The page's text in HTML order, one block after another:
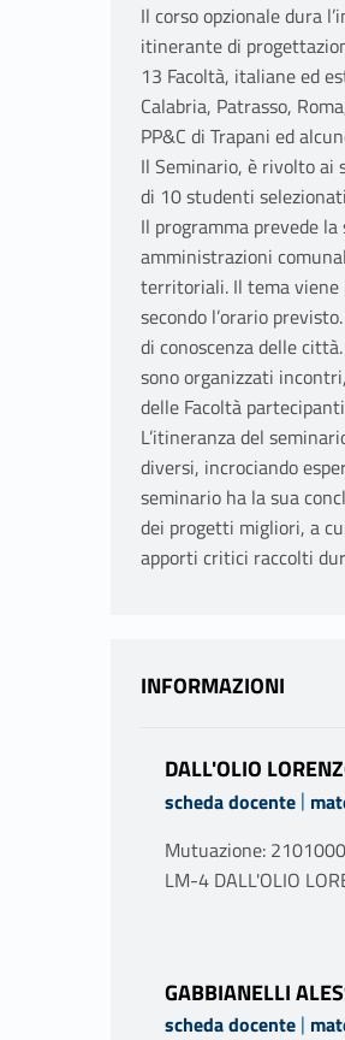
Il corso opzionale dura
itinerante di
13 Facoltà, italiane ed
Calabria, Patrasso,
PP&C di Trapani ed
Il Seminario, è rivolto ai
di 10 studenti
Il programma prevede
amministrazioni
territoriali. Il tema viene
secondo l’orario
di conoscenza delle
sono organizzati
delle Facoltà
L’itineranza del
diversi, incrociando
seminario ha la sua
dei progetti migliori, a
apporti critici raccolti
INFORMAZIONI
DALL'OLIO
scheda docente |
Mutuazione:
LM-4 DALL'OLIO
Il programma della
Villard sarà deciso
GABBIANELLI
scheda docente |